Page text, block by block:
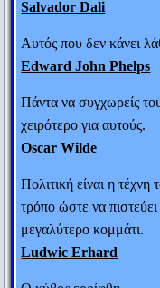
Αυτός που δεν κάνει
Edward John Phelps
Πάντα να συγχωρείς
χειρότερο για αυτούς.
Oscar Wilde
Πολιτική είναι η τέχνη
τρόπο ώστε να
μεγαλύτερο κομμάτι.
Ludwic Erhard
Ο κύβος ερρίφθη.
Ο Μ.